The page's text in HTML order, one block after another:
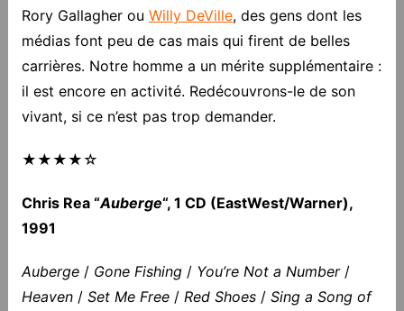
Rory Gallagher ou Willy DeVille, des gens dont les
médias font peu de cas mais qui firent de belles
carrières. Notre homme a un mérite supplémentaire :
il est encore en activité. Redécouvrons-le de son
vivant, si ce n’est pas trop demander.
★★★★☆
Chris Rea “Auberge“, 1 CD (EastWest/Warner),
1991
Auberge/ Gone Fishing/ You’re Not a Number/
Heaven/ Set Me Free/ Red Shoes/ Sing a Song of